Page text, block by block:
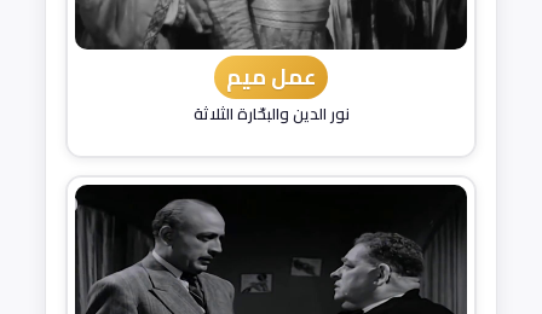
عمل ميم
نور الدين والبحّارة الثلاثة